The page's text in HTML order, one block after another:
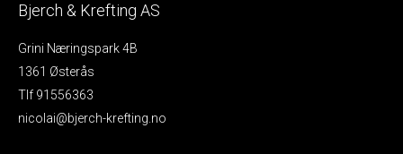
Bjerch & Krefting AS
Grini Næringspark 4B
1361 Østerås
Tlf 91556363
nicolai@bjerch-krefting.no